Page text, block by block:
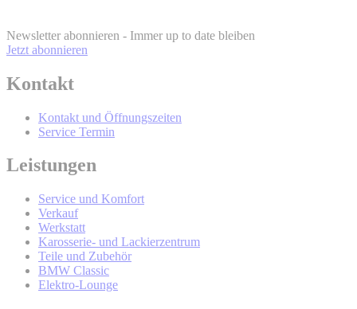
Wer wird Ihre Daten erhalten und Sie
kontaktieren?
Newsletter abonnieren - Immer up to date bleiben
Jetzt abonnieren
Kontakt
Kontakt und Öffnungszeiten
Service Termin
Leistungen
Service und Komfort
Verkauf
Werkstatt
Karosserie- und Lackierzentrum
Teile und Zubehör
BMW Classic
Elektro-Lounge